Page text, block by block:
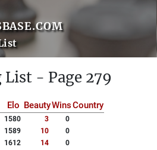
- Page 279
Elo BeautyWinsCountry
1580 3
0
1589 10
0
1612 14
0